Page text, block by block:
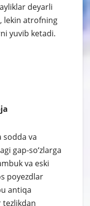
deyarli
lekin atrofning
yuvib ketadi.
va
gap-so‘zlarga
va eski
poyezdlar
antiqa
tezlikdan